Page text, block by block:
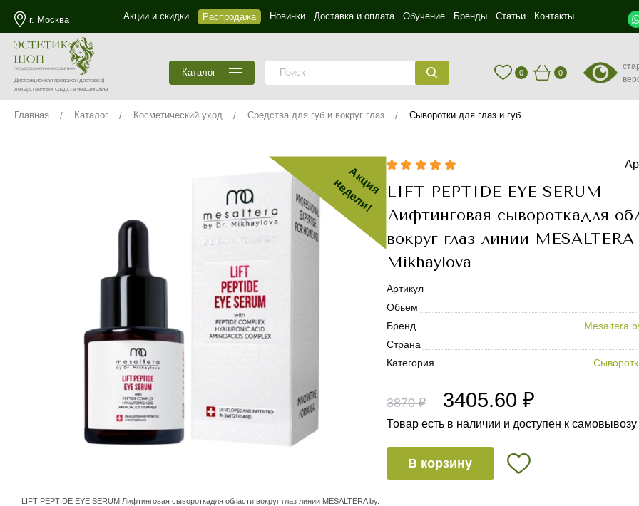
г. Москва Акции и скидки Распродажа Новинки Доставка и оплата Обучение Бренды Статьи Контакты
Дистанционная продажа(доставка)
лекарственных средств невозможна
Каталог 0 0
Главная Каталог Косметический уход Средства для губ и вокруг глаз Сыворотки для глаз и губ
Акция
недели!
LIFT PEPTIDE EYE SERUM Лифтинговая сывороткадля области вокруг глаз линии MESALTERA by.
LIFT PEPTIDE EYE SERUM
Лифтинговая сывороткадля
вокруг глаз линии MESALTERA
Mikhaylova
Артикул
Обьем
Бренд
Mesaltera
Страна
Категория
3870 ₽ 3405.60 ₽
Товар есть в наличии и доступен к самовывозу
В корзину